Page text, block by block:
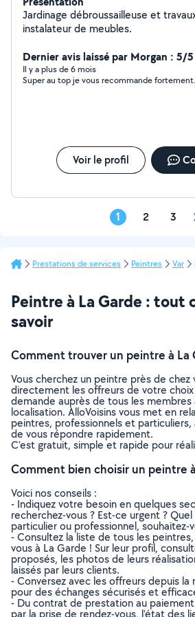
Jardinage débroussailleuse et
instalateur de meubles.
Dernier avis laissé par Morgan : 5/5
Il y a plus de 6 mois
Super au top je vous recommande fortement.
Voir le profil
1 2 3
Prestations de services Peintres Var
Peintre à La Garde : tout
savoir
Comment trouver un peintre à La
Vous cherchez un peintre près de chez
directement les offreurs de votre
demande auprès de tous les
localisation. AlloVoisins vous met en
peintres, professionnels et particuliers,
de vous répondre rapidement.
C’est gratuit, simple et rapide pour
Comment bien choisir un peintre
Voici nos conseils :
- Indiquez votre besoin en quelques
recherchez-vous ? Est-ce urgent ?
particulier ou professionnel, souhaitez-
- Consultez la liste de tous les
vous à La Garde ! Sur leur profil,
proposés, les photos de leurs
laissés par leurs clients.
- Conversez avec les offreurs depuis la
pour des échanges sécurisés et
- Du contrat de prestation au
par la prise de rendez-vous, l’état des